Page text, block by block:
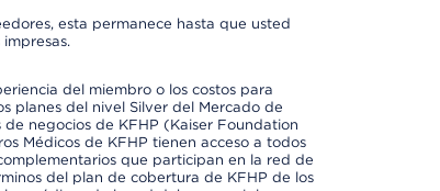
esta permanece hasta que usted
del miembro o los costos para
planes del nivel Silver del Mercado de
negocios de KFHP (Kaiser Foundation
Médicos de KFHP tienen acceso a todos
que participan en la red de
del plan de cobertura de KFHP de los